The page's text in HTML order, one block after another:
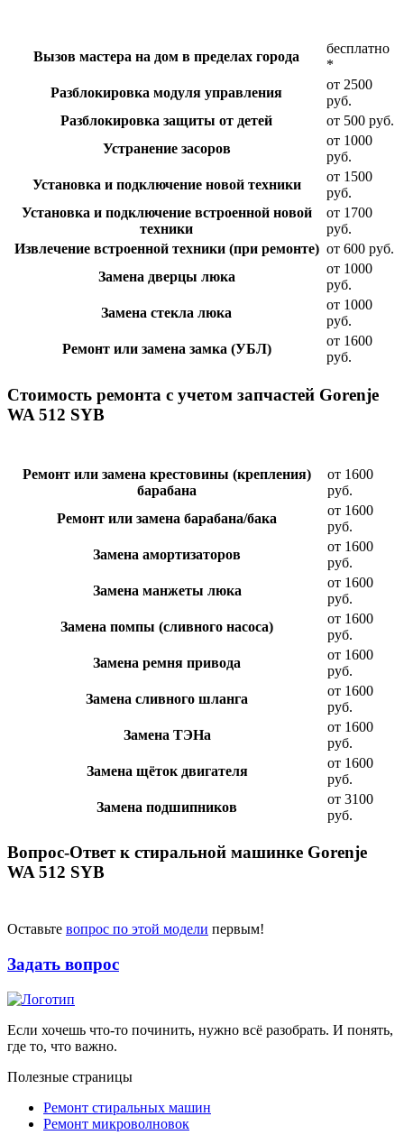
Вызов мастера на дом в пределах города
бесплатно
*
Разблокировка модуля управления
от 2500
руб.
Разблокировка защиты от детей
от 500 руб.
Устранение засоров
от 1000
руб.
Установка и подключение новой техники
от 1500
руб.
Установка и подключение встроенной новой
техники
от 1700
руб.
Извлечение встроенной техники (при ремонте) от 600 руб.
Замена дверцы люка
от 1000
руб.
Замена стекла люка
от 1000
руб.
Ремонт или замена замка (УБЛ)
от 1600
руб.
Стоимость ремонта с учетом запчастей Gorenje
WA 512 SYB
Ремонт или замена крестовины (крепления)
барабана
от 1600
руб.
Ремонт или замена барабана/бака
от 1600
руб.
Замена амортизаторов
от 1600
руб.
Замена манжеты люка
от 1600
руб.
Замена помпы (сливного насоса)
от 1600
руб.
Замена ремня привода
от 1600
руб.
Замена сливного шланга
от 1600
руб.
Замена ТЭНа
от 1600
руб.
Замена щёток двигателя
от 1600
руб.
Замена подшипников
от 3100
руб.
Вопрос-Ответ к стиральной машинке Gorenje
WA 512 SYB
Оставьте вопрос по этой модели первым!
Задать вопрос
Если хочешь что-то починить, нужно всё разобрать. И понять,
где то, что важно.
Полезные страницы
Ремонт стиральных машин
Ремонт микроволновок